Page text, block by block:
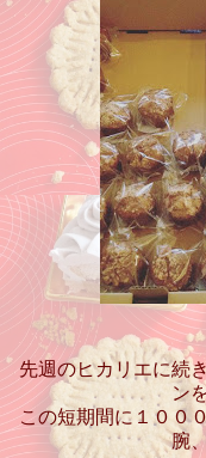
先週のヒカリエに続
ン
この短期間に１００
腕